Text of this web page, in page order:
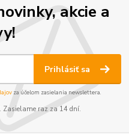
akcie a
Prihlásiť sa
za účelom zasielania newslettera.
Zasielame raz za 14 dní.